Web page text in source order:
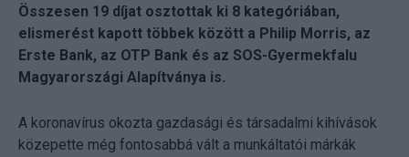
Összesen 19 díjat osztottak ki 8 kategóriában,
elismerést kapott többek között a Philip Morris, az
Erste Bank, az OTP Bank és az SOS-Gyermekfalu
Magyarországi Alapítványa is.
A koronavírus okozta gazdasági és társadalmi kihívások
közepette még fontosabbá vált a munkáltatói márkák